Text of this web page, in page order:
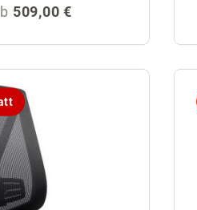
Preis:
509,00 €